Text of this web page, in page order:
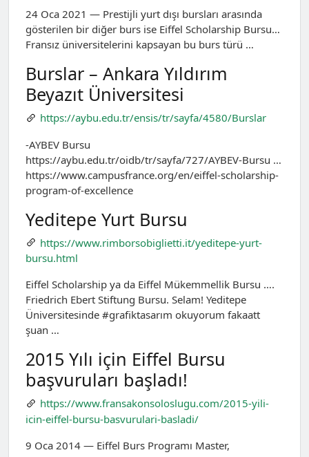
24 Oca 2021 — Prestijli yurt dışı bursları arasında
gösterilen bir diğer burs ise Eiffel Scholarship Bursu…
Fransız üniversitelerini kapsayan bu burs türü …
Burslar – Ankara Yıldırım
Beyazıt Üniversitesi
https://aybu.edu.tr/ensis/tr/sayfa/4580/Burslar
-AYBEV Bursu
https://aybu.edu.tr/oidb/tr/sayfa/727/AYBEV-Bursu …
https://www.campusfrance.org/en/eiffel-scholarship-
program-of-excellence
Yeditepe Yurt Bursu
https://www.rimborsobiglietti.it/yeditepe-yurt-
bursu.html
Eiffel Scholarship ya da Eiffel Mükemmellik Bursu ….
Friedrich Ebert Stiftung Bursu. Selam! Yeditepe
Üniversitesinde #grafiktasarım okuyorum fakaatt
şuan …
2015 Yılı için Eiffel Bursu
başvuruları başladı!
https://www.fransakonsoloslugu.com/2015-yili-
icin-eiffel-bursu-basvurulari-basladi/
9 Oca 2014 — Eiffel Burs Programı Master,